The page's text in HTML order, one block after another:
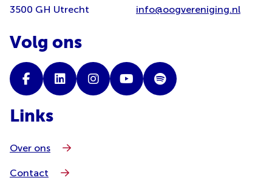
3500 GH Utrecht
info@oogvereniging.nl
Volg ons
Links
Over ons
Contact